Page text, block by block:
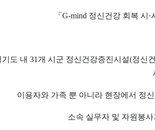
「 G-mind 정신건강 회복 시 ·
도 내 31 개 시군 정신건강증진시설(정신
이용자와 가족 뿐 아니라 현장에서 정
소속 실무자 및 자원봉